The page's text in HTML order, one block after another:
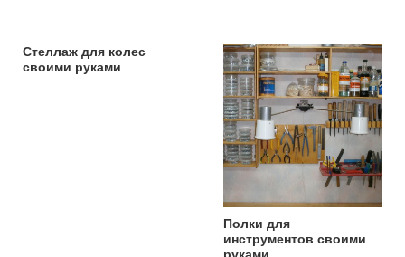
Стеллаж для колес
своими руками
Полки для
инструментов своими